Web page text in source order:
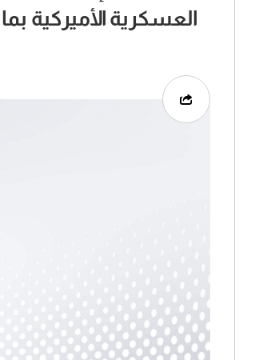
العسكرية الأميركية